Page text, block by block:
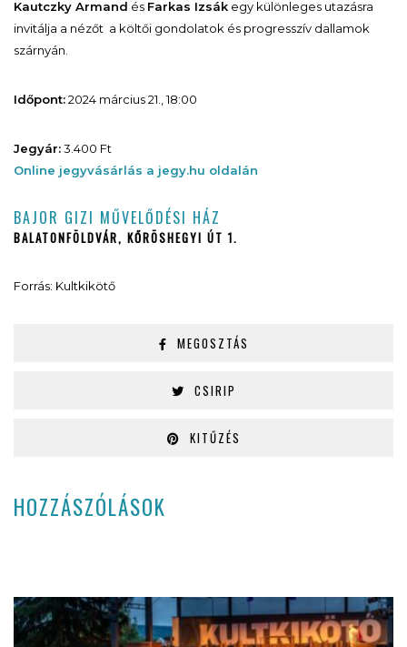
Kautczky Armand és Farkas Izsák egy különleges utazásra
invitálja a nézőt a költői gondolatok és progresszív dallamok
szárnyán.
Időpont:2024 március 21., 18:00
Jegyár:3.400 Ft
Online jegyvásárlás a jegy.hu oldalán
BAJOR GIZI MŰVELŐDÉSI HÁZ
BALATONFÖLDVÁR, KŐRÖSHEGYI ÚT 1.
Forrás: Kultkikötő
MEGOSZTÁS
CSIRIP
KITŰZÉS
HOZZÁSZÓLÁSOK